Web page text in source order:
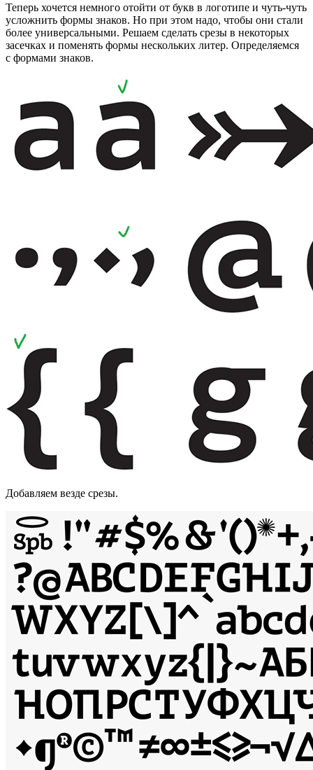
Теперь хочется немного отойти от букв в логотипе и чуть-чуть
усложнить формы знаков. Но при этом надо, чтобы они стали
более универсальными. Решаем сделать срезы в некоторых
засечках и поменять формы нескольких литер. Определяемся
с формами знаков.
Добавляем везде срезы.